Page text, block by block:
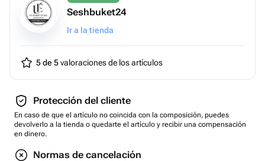
Seshbuket24
Ir a la tienda
5 de 5valoraciones de los artículos
Protección del cliente
En caso de que el artículo no coincida con la composición, puedes
devolverlo a la tienda o quedarte el artículo y recibir una compensación
en dinero.
Normas de cancelación